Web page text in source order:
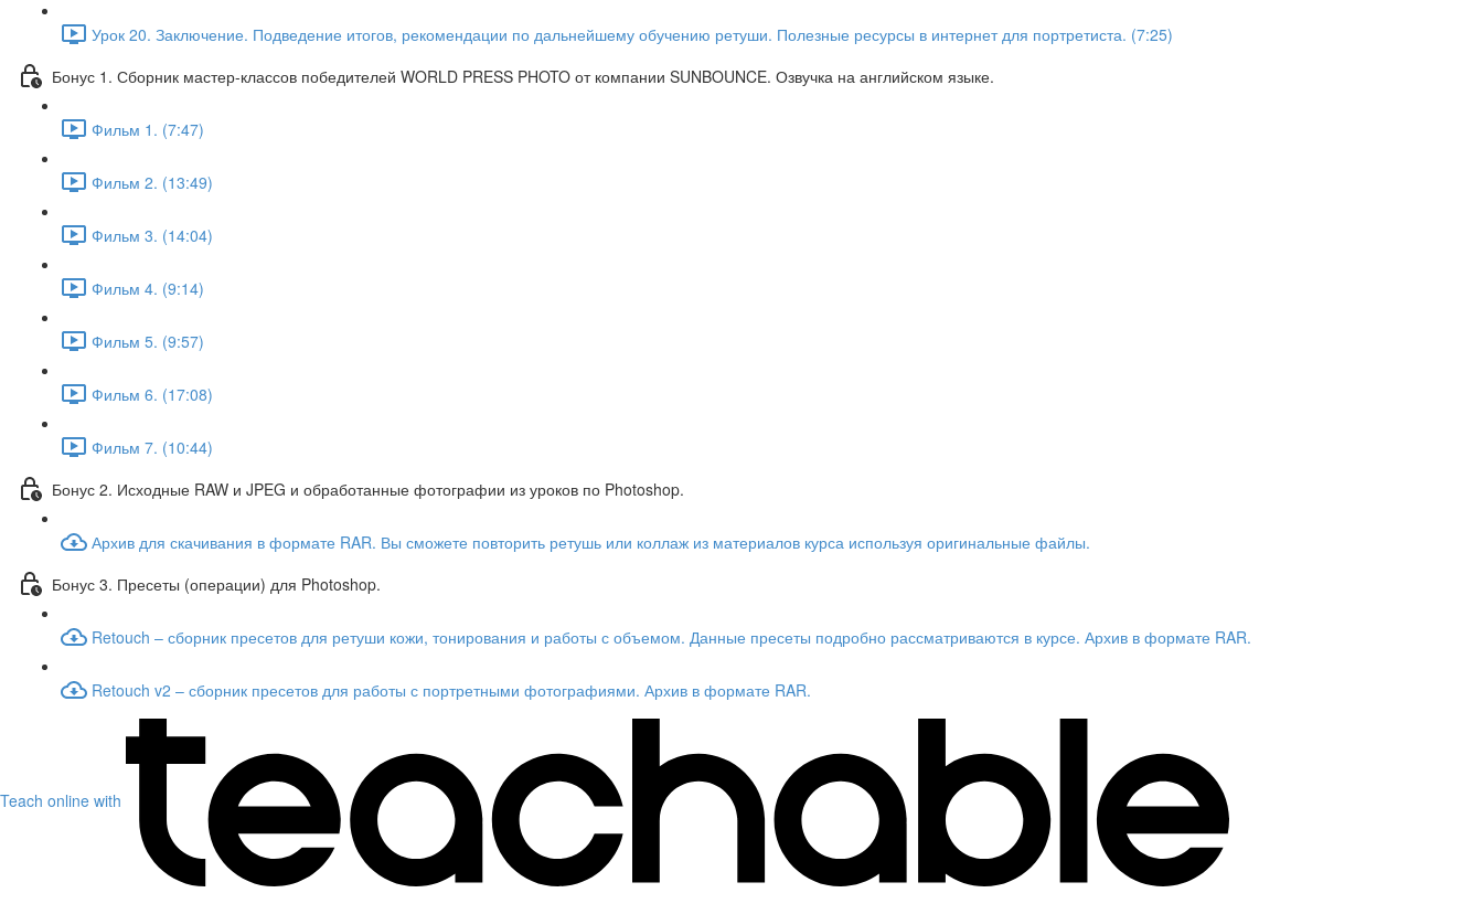
Урок 20. Заключение. Подведение итогов, рекомендации по дальнейшему обучению ретуши. Полезные ресурсы в интернет для портретиста. (7:25)
Бонус 1. Сборник мастер-классов победителей WORLD PRESS PHOTO от компании SUNBOUNCE. Озвучка на английском языке.
Фильм 1. (7:47)
Фильм 2. (13:49)
Фильм 3. (14:04)
Фильм 4. (9:14)
Фильм 5. (9:57)
Фильм 6. (17:08)
Фильм 7. (10:44)
Бонус 2. Исходные RAW и JPEG и обработанные фотографии из уроков по Photoshop.
Архив для скачивания в формате RAR. Вы сможете повторить ретушь или коллаж из материалов курса используя оригинальные файлы.
Бонус 3. Пресеты (операции) для Photoshop.
Retouch – сборник пресетов для ретуши кожи, тонирования и работы с объемом. Данные пресеты подробно рассматриваются в курсе. Архив в формате RAR.
Retouch v2 – сборник пресетов для работы с портретными фотографиями. Архив в формате RAR.
Teach online with